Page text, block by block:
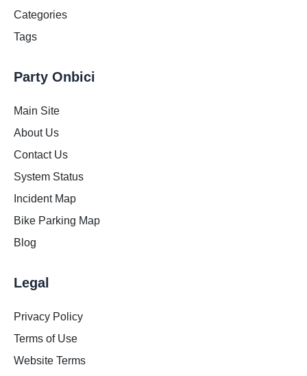
Categories
Tags
Party Onbici
Main Site
About Us
Contact Us
System Status
Incident Map
Bike Parking Map
Blog
Legal
Privacy Policy
Terms of Use
Website Terms